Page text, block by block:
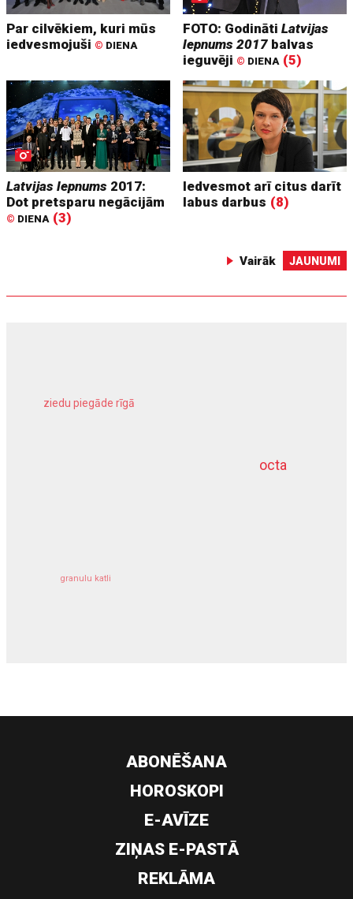
Par cilvēkiem, kuri mūs
iedvesmojuši © DIENA
FOTO: GodinātiLatvijas
lepnums 2017 balvas
ieguvēji © DIENA (5)
Latvijas lepnums 2017:
Dot pretsparu negācijām
© DIENA (3)
Iedvesmot arī citus darīt
labus darbus (8)
Vairāk JAUNUMI
octa
ziedu piegāde rīgā
granulu katli
dziļurbums
ABONĒŠANA
HOROSKOPI
E-AVĪZE
ZIŅAS E-PASTĀ
REKLĀMA